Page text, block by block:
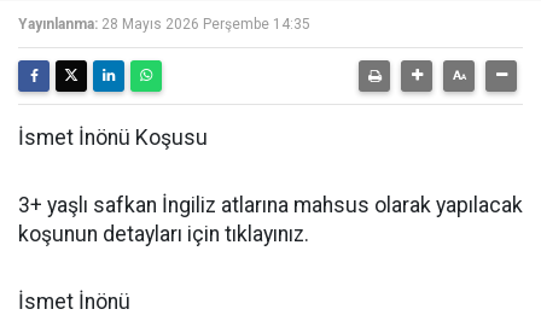
Yayınlanma: 28 Mayıs 2026 Perşembe 14:35
İsmet İnönü Koşusu
3+ yaşlı safkan İngiliz atlarına mahsus olarak yapılacak
koşunun detayları için tıklayınız.
İsmet İnönü